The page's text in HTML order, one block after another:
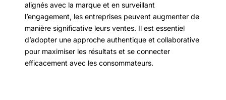
alignés avec la marque et en surveillant
l’engagement, les entreprises peuvent augmenter de
manière significative leurs ventes. Il est essentiel
d’adopter une approche authentique et collaborative
pour maximiser les résultats et se connecter
efficacement avec les consommateurs.